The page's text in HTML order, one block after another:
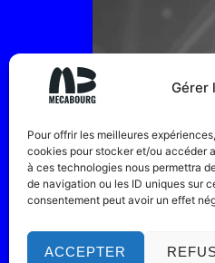
Gérer
Pour offrir les meilleures
cookies pour stocker et/ou accéder
à ces technologies nous permettra
de navigation ou les ID uniques sur
consentement peut avoir un effet
ACCEPTER